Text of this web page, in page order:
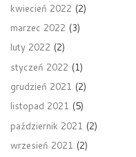
kwiecień 2022 (2)
marzec 2022 (3)
luty 2022 (2)
styczeń 2022 (1)
grudzień 2021 (2)
listopad 2021 (5)
październik 2021 (2)
wrzesień 2021 (2)